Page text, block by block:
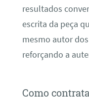
resultados
escrita da peça
mesmo autor
reforçando a
Como